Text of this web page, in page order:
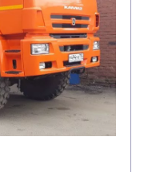
В НАЛИЧИИ